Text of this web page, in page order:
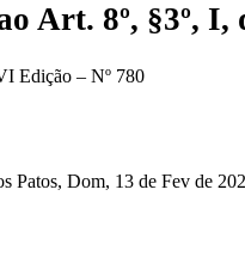
Art. 8º, §3º, I,
Edição – Nº 780
Dom, 13 de Fev de